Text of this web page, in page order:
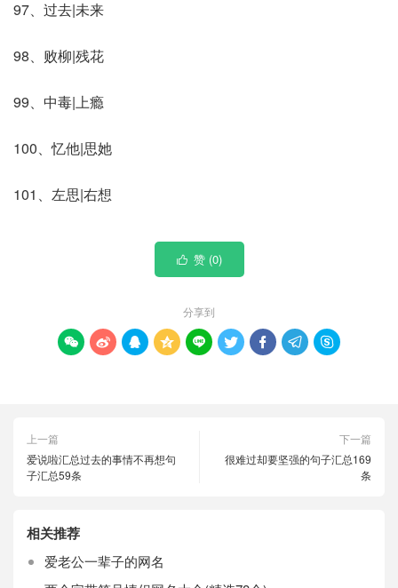
97、过去|未来
98、败柳|残花
99、中毒|上瘾
100、忆他|思她
101、左思|右想
 赞 (0)
分享到
        
上一篇
爱说啦汇总过去的事情不再想句
子汇总59条
下一篇
很难过却要坚强的句子汇总169
条
相关推荐
爱老公一辈子的网名